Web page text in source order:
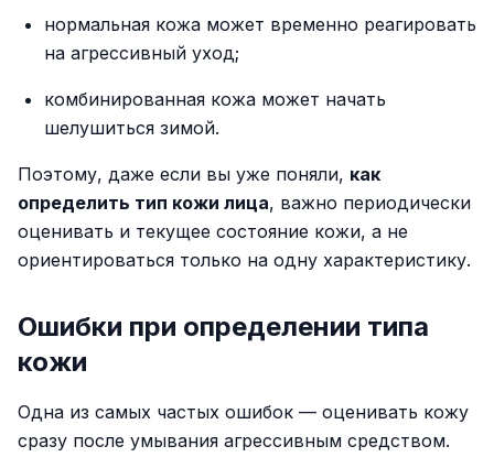
нормальная кожа может временно реагировать
на агрессивный уход;
комбинированная кожа может начать
шелушиться зимой.
Поэтому, даже если вы уже поняли, как
определить тип кожи лица, важно периодически
оценивать и текущее состояние кожи, а не
ориентироваться только на одну характеристику.
Ошибки при определении типа
кожи
Одна из самых частых ошибок — оценивать кожу
сразу после умывания агрессивным средством.